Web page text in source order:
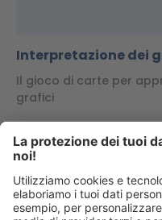
Interpretazione dei
Il gioco di carte per
grafici
Prezzi incl. IVA più costi
Nel carrello